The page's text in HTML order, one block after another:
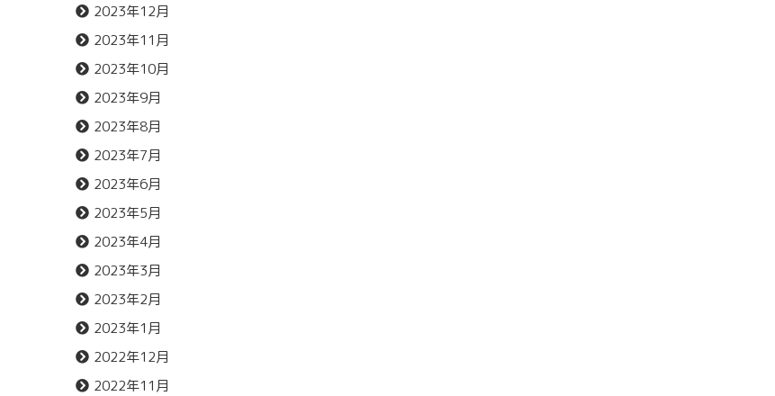
2023年12月
2023年11月
2023年10月
2023年9月
2023年8月
2023年7月
2023年6月
2023年5月
2023年4月
2023年3月
2023年2月
2023年1月
2022年12月
2022年11月